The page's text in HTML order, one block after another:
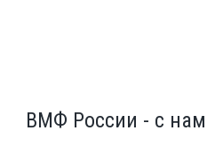
ВМФ России - с